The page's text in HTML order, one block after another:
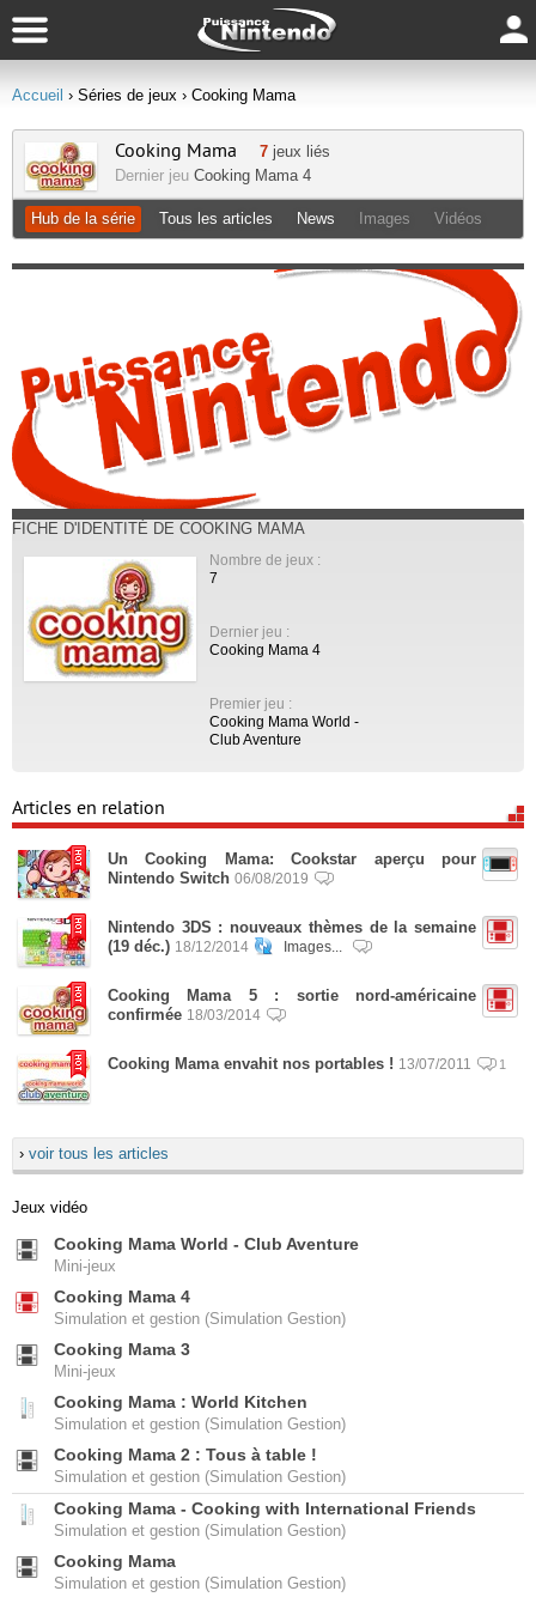
Accueil › Séries de jeux › Cooking Mama
Cooking Mama 7 jeux liés
Dernier jeu Cooking Mama 4
Hub de la série Tous les articles News Images Vidéos
FICHE D'IDENTITÉ DE COOKING MAMA
Nombre de jeux :
7
Dernier jeu :
Cooking Mama 4
Premier jeu :
Cooking Mama World -
Club Aventure
Articles en relation
Un Cooking Mama: Cookstar aperçu pour
Nintendo Switch 06/08/2019
Nintendo 3DS : nouveaux thèmes de la semaine
(19 déc.) 18/12/2014 Images...
Cooking Mama 5 : sortie nord-américaine
confirmée 18/03/2014
Cooking Mama envahit nos portables ! 13/07/2011 1
› voir tous les articles
Jeux vidéo
Cooking Mama World - Club Aventure
Mini-jeux
Cooking Mama 4
Simulation et gestion (Simulation Gestion)
Cooking Mama 3
Mini-jeux
Cooking Mama : World Kitchen
Simulation et gestion (Simulation Gestion)
Cooking Mama 2 : Tous à table !
Simulation et gestion (Simulation Gestion)
Cooking Mama - Cooking with International Friends
Simulation et gestion (Simulation Gestion)
Cooking Mama
Simulation et gestion (Simulation Gestion)